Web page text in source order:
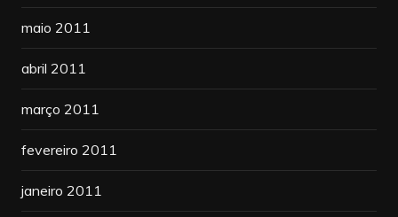
maio 2011
abril 2011
março 2011
fevereiro 2011
janeiro 2011